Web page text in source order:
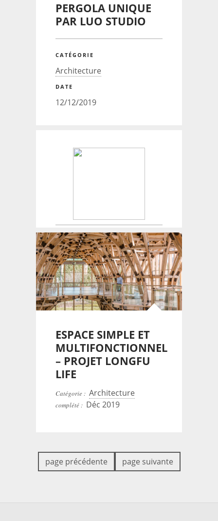
PERGOLA UNIQUE
PAR LUO STUDIO
CATÉGORIE
Architecture
DATE
12/12/2019
Créateur de maisons.
ESPACE SIMPLE ET
MULTIFONCTIONNEL
– PROJET LONGFU
LIFE
Catégorie : Architecture
complété : Déc 2019
page précédente page suivante